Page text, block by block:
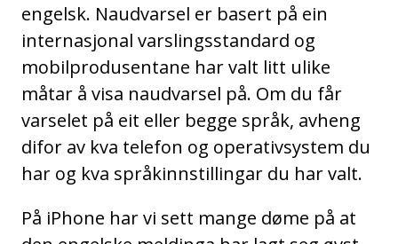
engelsk. Naudvarsel er basert på ein
internasjonal varslingsstandard og
mobilprodusentane har valt litt ulike
måtar å visa naudvarsel på. Om du får
varselet på eit eller begge språk, avheng
difor av kva telefon og operativsystem du
har og kva språkinnstillingar du har valt.
På iPhone har vi sett mange døme på at